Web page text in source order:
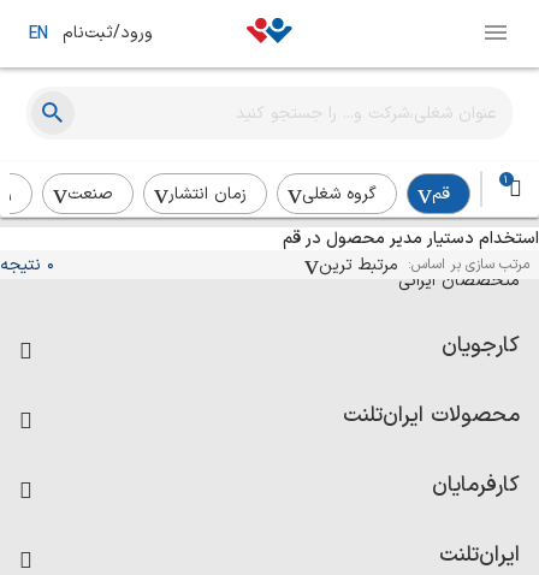
ورود/ثبت‌نام EN
1
قم گروه شغلی زمان انتشار صنعت
استخدام دستیار مدیر محصول در قم
مرتب سازی بر اساس: مرتبط ترین 0 نتیجه
آگهی‌های استخدام و همکاری برای
متخصصان ایرانی
کارجویان
رزومه ساز
امتیاز شرکت‌ها
محصولات ایران‌تلنت
کاردیکس
کارفرمایان
ایران‌تلنت